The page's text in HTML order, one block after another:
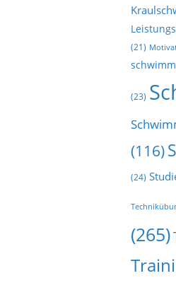
(21)
(23)
(116)
(24)
(265)